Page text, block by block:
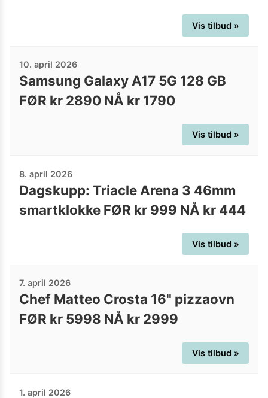
Vis tilbud »
10. april 2026
Samsung Galaxy A17 5G 128 GB
FØR kr 2890 NÅ kr 1790
Vis tilbud »
8. april 2026
Dagskupp: Triacle Arena 3 46mm
smartklokke FØR kr 999 NÅ kr 444
Vis tilbud »
7. april 2026
Chef Matteo Crosta 16" pizzaovn
FØR kr 5998 NÅ kr 2999
Vis tilbud »
1. april 2026